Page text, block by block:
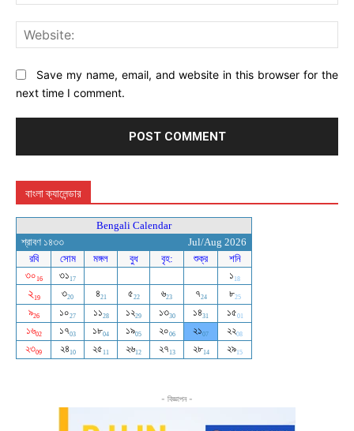
Save my name, email, and website in this browser for the
next time I comment.
বাংলা ক্যালেন্ডার
- বিজ্ঞাপন -